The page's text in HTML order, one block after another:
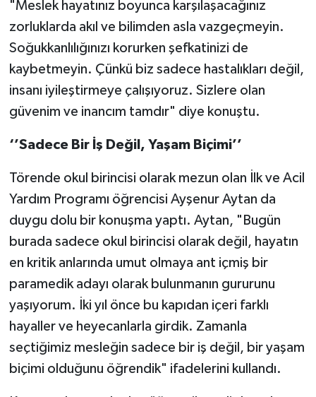
"Meslek hayatınız boyunca karşılaşacağınız
zorluklarda akıl ve bilimden asla vazgeçmeyin.
Soğukkanlılığınızı korurken şefkatinizi de
kaybetmeyin. Çünkü biz sadece hastalıkları değil,
insanı iyileştirmeye çalışıyoruz. Sizlere olan
güvenim ve inancım tamdır" diye konuştu.
‘’Sadece Bir İş Değil, Yaşam Biçimi’’
Törende okul birincisi olarak mezun olan İlk ve Acil
Yardım Programı öğrencisi Ayşenur Aytan da
duygu dolu bir konuşma yaptı. Aytan, "Bugün
burada sadece okul birincisi olarak değil, hayatın
en kritik anlarında umut olmaya ant içmiş bir
paramedik adayı olarak bulunmanın gururunu
yaşıyorum. İki yıl önce bu kapıdan içeri farklı
hayaller ve heyecanlarla girdik. Zamanla
seçtiğimiz mesleğin sadece bir iş değil, bir yaşam
biçimi olduğunu öğrendik" ifadelerini kullandı.